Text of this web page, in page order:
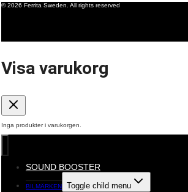
© 2026 Ferrita Sweden. All rights reserved
Visa varukorg
Inga produkter i varukorgen.
SOUND BOOSTER
BILMÄRKEN Toggle child menu